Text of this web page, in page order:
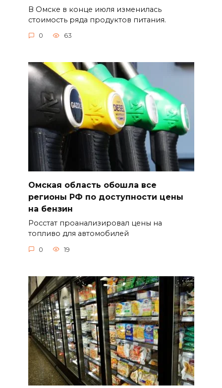
В Омске в конце июля изменилась
стоимость ряда продуктов питания.
0 63
Омская область обошла все
регионы РФ по доступности цены
на бензин
Росстат проанализировал цены на
топливо для автомобилей
0 19